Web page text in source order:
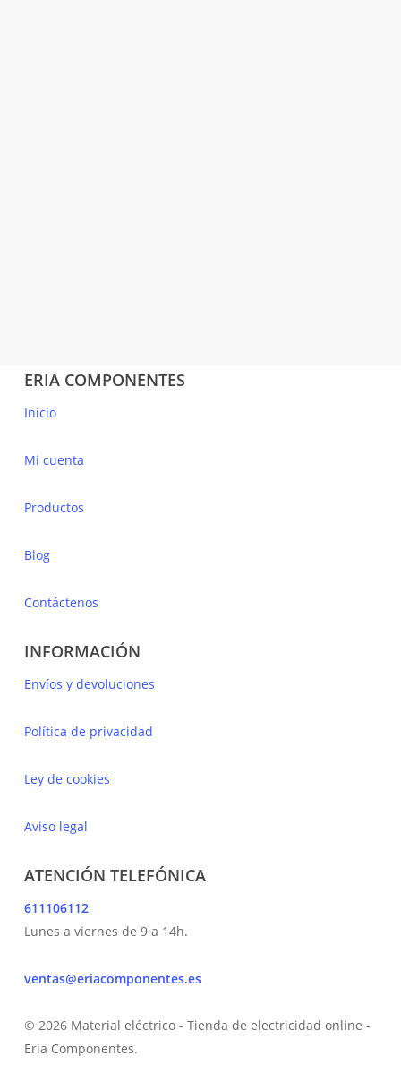
ERIA COMPONENTES
Inicio
Mi cuenta
Productos
Blog
Contáctenos
INFORMACIÓN
Envíos y devoluciones
Política de privacidad
Ley de cookies
Aviso legal
ATENCIÓN TELEFÓNICA
611106112
Lunes a viernes de 9 a 14h.
ventas@eriacomponentes.es
© 2026 Material eléctrico - Tienda de electricidad online -
Eria Componentes.